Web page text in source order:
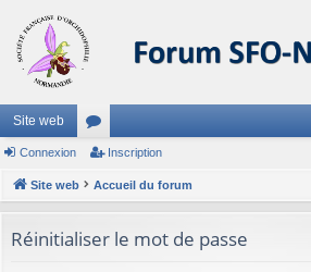
Site web
or
u
s
Connexion Inscription
Site web Accueil du forum
Réinitialiser le mot de passe